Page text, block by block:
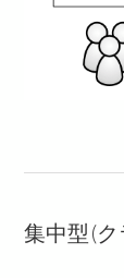
集中型(